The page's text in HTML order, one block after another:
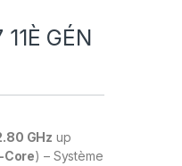
GÉN
GHz up
Core) – Système